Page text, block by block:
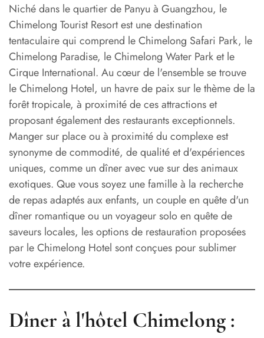
Niché dans le quartier de Panyu à Guangzhou, le
Chimelong Tourist Resort est une destination
tentaculaire qui comprend le Chimelong Safari Park, le
Chimelong Paradise, le Chimelong Water Park et le
Cirque International. Au cœur de l'ensemble se trouve
le Chimelong Hotel, un havre de paix sur le thème de la
forêt tropicale, à proximité de ces attractions et
proposant également des restaurants exceptionnels.
Manger sur place ou à proximité du complexe est
synonyme de commodité, de qualité et d'expériences
uniques, comme un dîner avec vue sur des animaux
exotiques. Que vous soyez une famille à la recherche
de repas adaptés aux enfants, un couple en quête d'un
dîner romantique ou un voyageur solo en quête de
saveurs locales, les options de restauration proposées
par le Chimelong Hotel sont conçues pour sublimer
votre expérience.
Dîner à l'hôtel Chimelong :